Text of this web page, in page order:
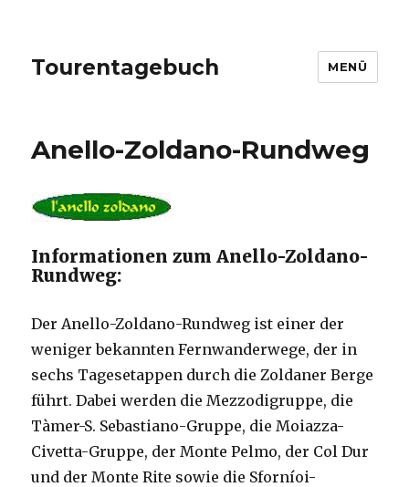
Tourentagebuch MENÜ
Anello-Zoldano-Rundweg
Informationen zum Anello-Zoldano-
Rundweg:
Der Anello-Zoldano-Rundweg ist einer der
weniger bekannten Fernwanderwege, der in
sechs Tagesetappen durch die Zoldaner Berge
führt. Dabei werden die Mezzodigruppe, die
Tàmer-S. Sebastiano-Gruppe, die Moiazza-
Civetta-Gruppe, der Monte Pelmo, der Col Dur
und der Monte Rite sowie die Sforníoi-